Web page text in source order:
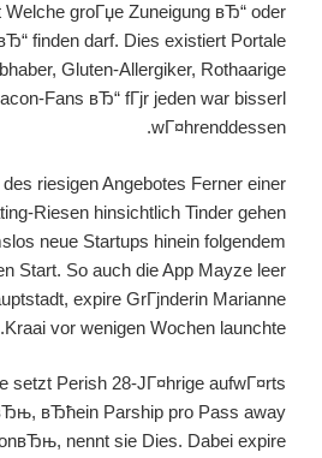
Welche groГџe Zuneigung вЂ“ oder
finden darf. Dies existiert Portale
Gluten-Allergiker, Rothaarige
Fans вЂ“ fГјr jeden war bisserl
wГ¤hrenddessen.
riesigen Angebotes Ferner einer
Riesen hinsichtlich Tinder gehen
neue Startups hinein folgendem
Start. So auch die App Mayze leer
expire GrГјnderin Marianne
Kraai vor wenigen Wochen launchte.
setzt Perish 28-JГ¤hrige aufwГ¤rts
вЂћein Parship pro Pass away
nennt sie Dies. Dabei expire